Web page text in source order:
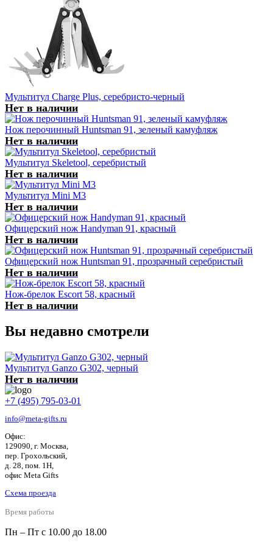
Мультитул Charge Plus, серебристо-черный
Нет в наличии
Нож перочинный Huntsman 91, зеленый камуфляж
Нет в наличии
Мультитул Skeletool, серебристый
Нет в наличии
Мультитул Mini M3
Нет в наличии
Офицерский нож Handyman 91, красный
Нет в наличии
Офицерский нож Huntsman 91, прозрачный серебристый
Нет в наличии
Нож-брелок Escort 58, красный
Нет в наличии
Вы недавно смотрели
Мультитул Ganzo G302, черный
Нет в наличии
+7 (495) 795-03-01
info@meta-gifts.ru
Офис:
129090, г. Москва,
пер. Грохольский,
д. 28, пом. 1Н,
офис Meta Gifts
Схема проезда
Время работы
Пн – Пт с 10.00 до 18.00